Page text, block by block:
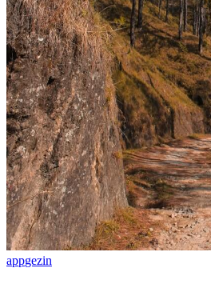
appgezin